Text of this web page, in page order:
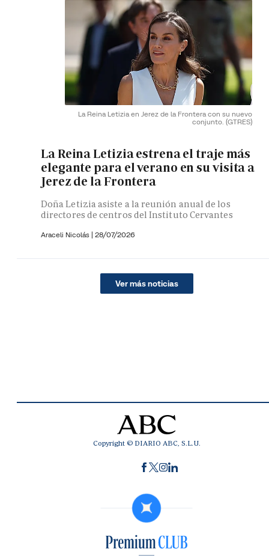
La Reina Letizia en Jerez de la Frontera con su nuevo
conjunto. (GTRES)
La Reina Letizia estrena el traje más
elegante para el verano en su visita a
Jerez de la Frontera
Doña Letizia asiste a la reunión anual de los
directores de centros del Instituto Cervantes
Araceli Nicolás | 28/07/2026
Ver más noticias
Copyright © DIARIO ABC, S.L.U.